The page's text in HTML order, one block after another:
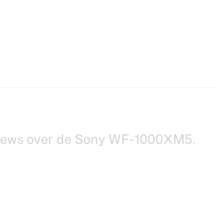
over de Sony WF-1000XM5.